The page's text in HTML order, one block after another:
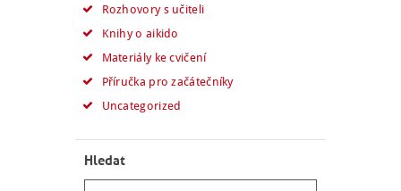
Rozhovory s učiteli
Knihy o aikido
Materiály ke cvičení
Příručka pro začátečníky
Uncategorized
Hledat